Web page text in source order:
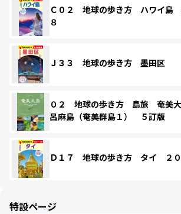
Ｃ０２ 地球の歩き方 ハワイ島
８
Ｊ３３ 地球の歩き方 墨田区
０２ 地球の歩き方 島旅 奄美
呂麻島（奄美群島１） ５訂版
Ｄ１７ 地球の歩き方 タイ ２０
特設ページ